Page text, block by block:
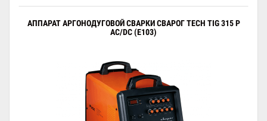
АППАРАТ АРГОНОДУГОВОЙ СВАРКИ СВАРОГ TECH TIG 315 P
AC/DC (E103)